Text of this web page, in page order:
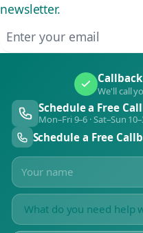
newsletter.
We'll call
Schedule a Free
Mon–Fri 9–6 · Sat–Sun
Schedule a Free